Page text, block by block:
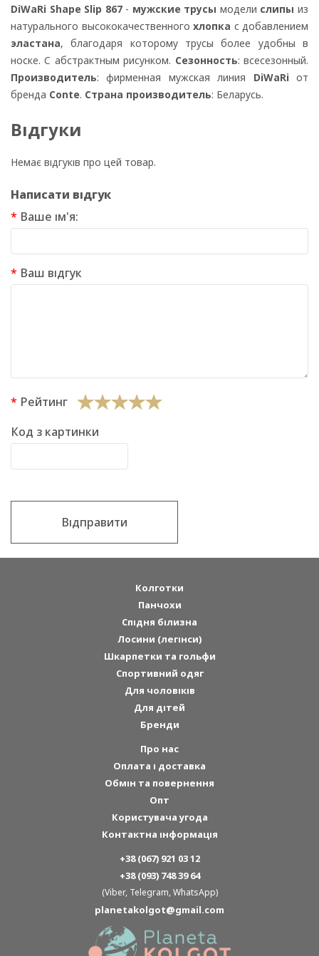
DiWaRi Shape Slip 867- мужские трусы модели слипыиз
натурального высококачественного хлопка с добавлением
эластана, благодаря которому трусы более удобны в
носке. С абстрактным рисунком. Сезонность: всесезонный.
Производитель: фирменная мужская линия DiWaRiот
бренда Conte. Страна производитель: Беларусь.
Відгуки
Немає відгуків про цей товар.
Написати відгук
Ваше ім'я:
Ваш відгук
Рейтинг
Код з картинки
Відправити
Колготки
Панчохи
Спідня білизна
Лосини (легінси)
Шкарпетки та гольфи
Спортивний одяг
Для чоловіків
Для дітей
Бренди
Про нас
Оплата і доставка
Обмін та повернення
Опт
Користувача угода
Контактна інформація
+38 (067) 921 03 12
+38 (093) 748 39 64
(Viber, Telegram, WhatsApp)
planetakolgot@gmail.com